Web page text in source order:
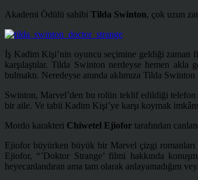
Akademi Ödülü sahibi Tilda Swinton, çok uzun
İş Kadim Kişi’nin oyuncu seçimine geldiği zaman
karşılaştılar. Tilda Swinton nerdeyse hemen
bulmaktı. Neredeyse anında aklımıza Tilda
Swinton, Marvel’den bu rolün teklif edildiği
bir aile. Ve tabii Kadim Kişi’ye karşı koymak
Mordo karakteri Chiwetel Ejiofor tarafından
Ejiofor büyürken büyük bir Marvel çizgi romanları
Ejiofor, “’Doktor Strange’ filmi hakkında
heyecanlandıran ama tam olarak anlayamadığım